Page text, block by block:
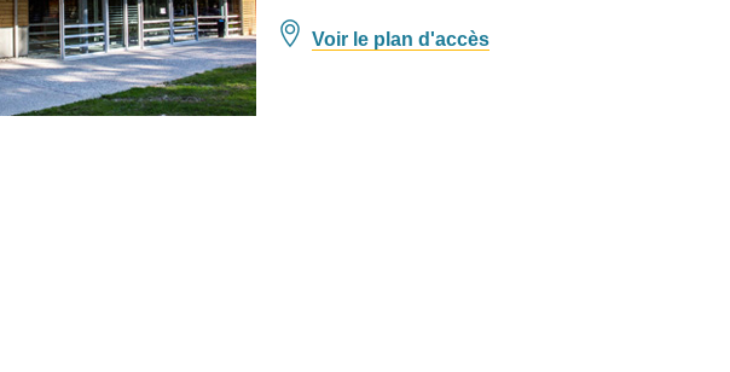
Voir le plan d'accès